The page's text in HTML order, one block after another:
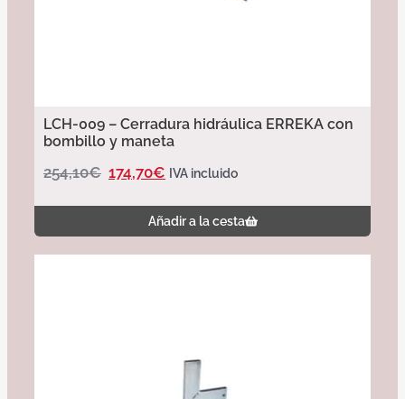
LCH-009 – Cerradura hidráulica ERREKA con
bombillo y maneta
254,10€ 174,70€ IVA incluido
Añadir a la cesta